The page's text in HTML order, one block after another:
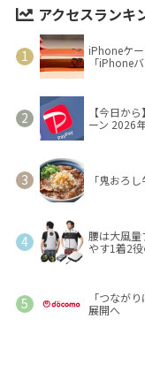
アクセスランキ
iPhoneケ
「iPhone
【今日か
ーン 2026
「鬼おろ
腰は大風量
やす1着2
「つなが
展開へ